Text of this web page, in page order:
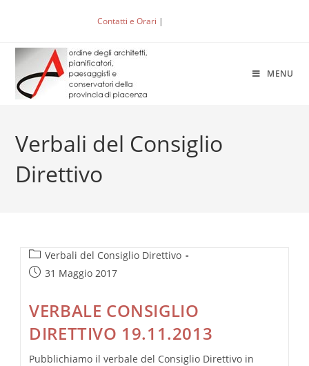
Contatti e Orari |
MENU
Verbali del Consiglio
Direttivo
Categoria
dell'articolo:
Verbali del Consiglio Direttivo
Articolo31 Maggio 2017
VERBALE CONSIGLIO
DIRETTIVO 19.11.2013
Pubblichiamo il verbale del Consiglio Direttivo in